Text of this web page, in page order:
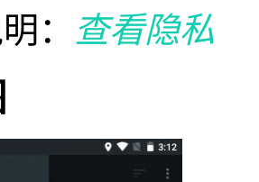
：
查看隐私